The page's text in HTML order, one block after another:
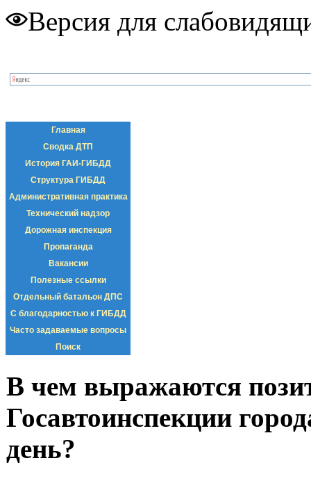
Версия для
Главная
Сводка ДТП
История ГАИ-ГИБДД
Структура ГИБДД
Административная практика
Технический надзор
Дорожная инспекция
Пропаганда
Вакансии
Полезные ссылки
Отдельный батальон ДПС
С благодарностью к ГИБДД
Часто задаваемые вопросы
Поиск
В чем выражаются
Госавтоинспекции
день?